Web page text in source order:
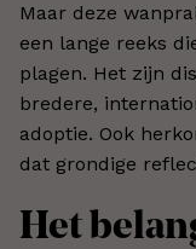
Maar deze
een lange reeks
plagen. Het zijn
bredere,
adoptie. Ook
dat grondige
Het